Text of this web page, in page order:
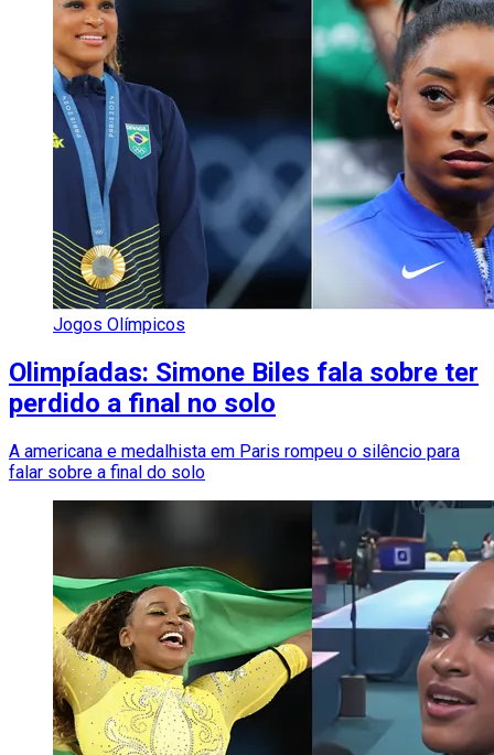
Jogos Olímpicos
Olimpíadas: Simone Biles fala sobre ter
perdido a final no solo
A americana e medalhista em Paris rompeu o silêncio para
falar sobre a final do solo